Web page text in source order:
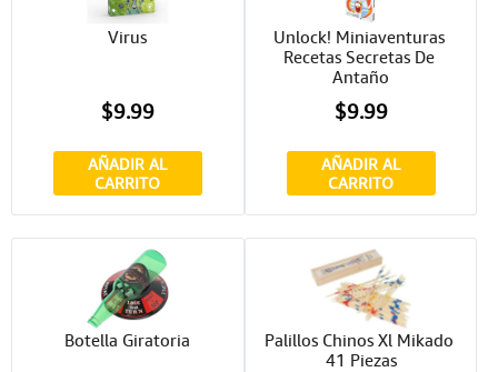
Virus
$9.99
AÑADIR AL
CARRITO
Unlock! Miniaventuras
Recetas Secretas De
Antaño
$9.99
AÑADIR AL
CARRITO
Botella Giratoria
Palillos Chinos Xl Mikado
41 Piezas